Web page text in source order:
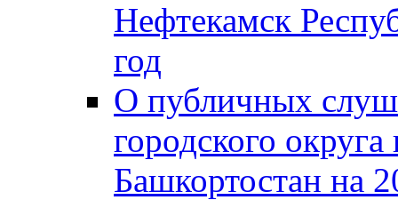
Нефтекамск
год
О публичных
городского
Башкортостан на